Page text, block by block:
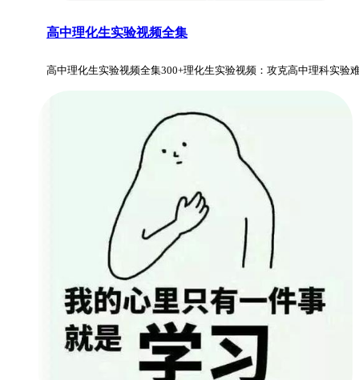
高中理化生实验视频全集
高中理化生实验视频全集300+理化生实验视频：攻克高中理科实验